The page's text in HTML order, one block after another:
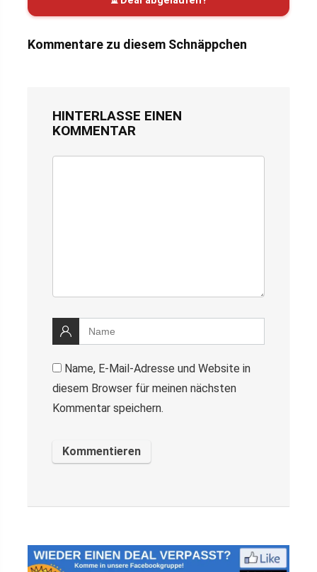
Kommentare zu diesem Schnäppchen
HINTERLASSE EINEN
KOMMENTAR
Name, E-Mail-Adresse und Website in
diesem Browser für meinen nächsten
Kommentar speichern.